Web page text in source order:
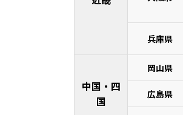
兵庫県
中国・四
国
岡山県
広島県